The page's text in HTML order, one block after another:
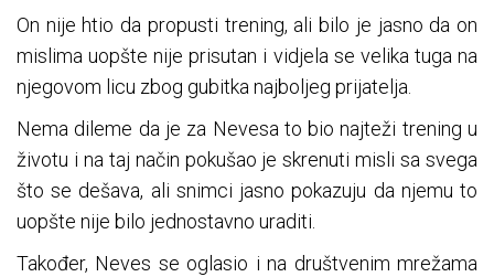
On nije htio da propusti trening, ali bilo je jasno da on
mislima uopšte nije prisutan i vidjela se velika tuga na
njegovom licu zbog gubitka najboljeg prijatelja.
Nema dileme da je za Nevesa to bio najteži trening u
životu i na taj način pokušao je skrenuti misli sa svega
što se dešava, ali snimci jasno pokazuju da njemu to
uopšte nije bilo jednostavno uraditi.
Također, Neves se oglasio i na društvenim mrežama